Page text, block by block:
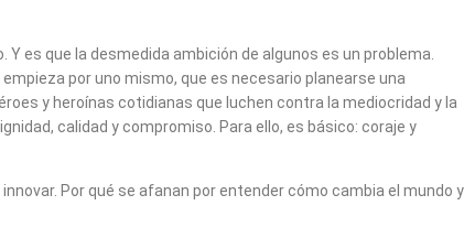
es que la desmedida ambición de algunos es un problema.
por uno mismo, que es necesario planearse una
y heroínas cotidianas que luchen contra la mediocridad y la
calidad y compromiso. Para ello, es básico: coraje y
Por qué se afanan por entender cómo cambia el mundo y